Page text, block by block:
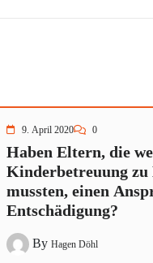
9. April 2020 0
Haben Eltern, die
Kinderbetreuung zu
mussten, einen
Entschädigung?
By Hagen Döhl